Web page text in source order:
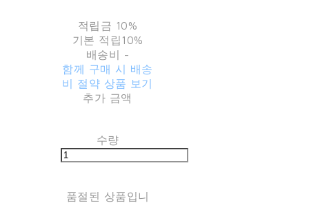
적립금 10%
기본 적립 10%
배송비 -
함께 구매 시 배송
비 절약 상품 보기
추가 금액
수량
품절된 상품입니